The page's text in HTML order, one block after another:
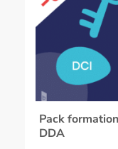
Pack
DDA